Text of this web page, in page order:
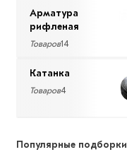
Арматура
рифленая
Товаров14
Катанка
Товаров4
Популярные подборки
—
Диаметр